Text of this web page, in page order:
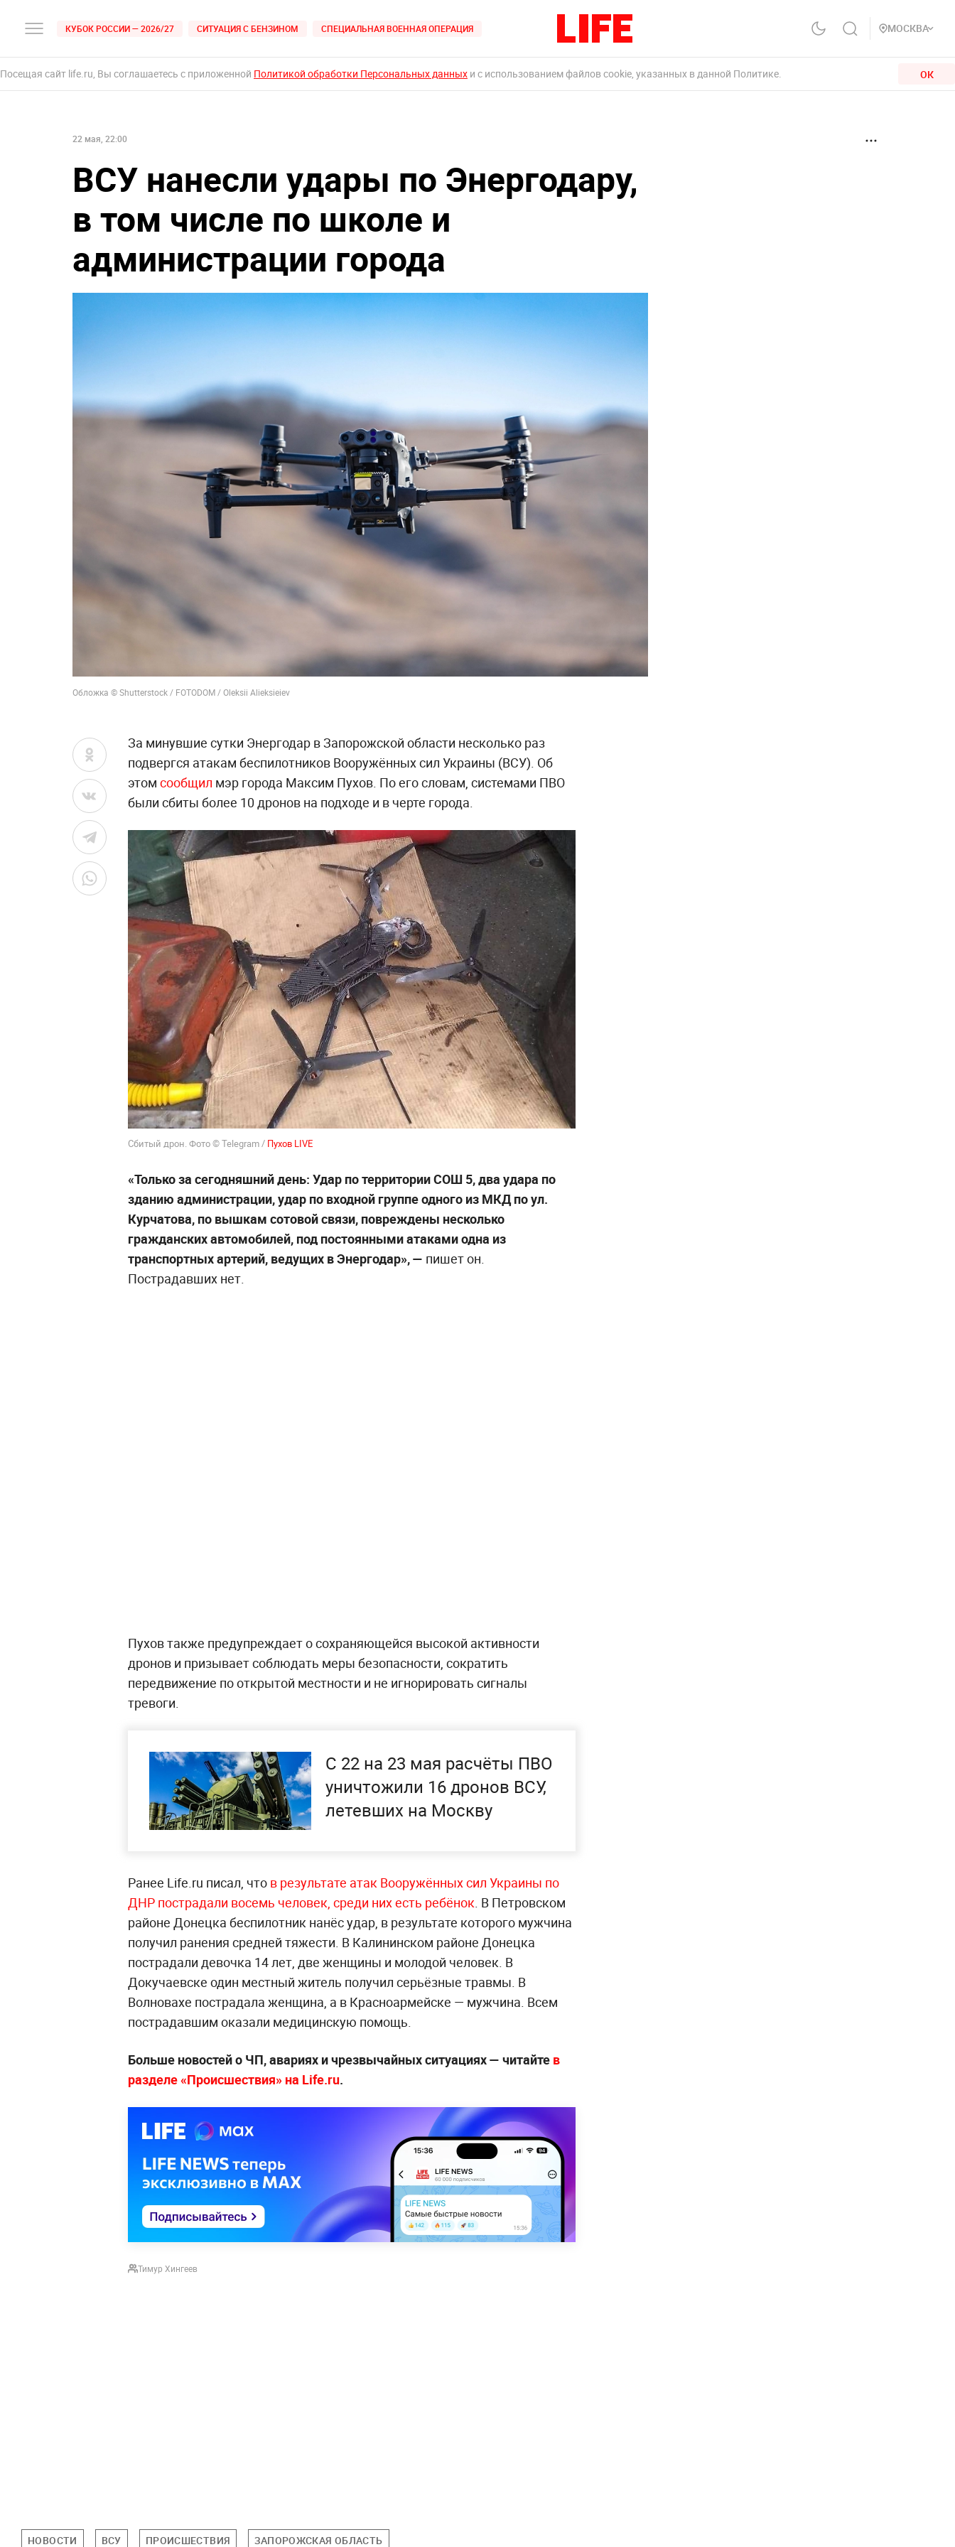
КУБОК РОССИИ — 2026/27 СИТУАЦИЯ С БЕНЗИНОМ СПЕЦИАЛЬНАЯ ВОЕННАЯ ОПЕРАЦИЯ МОСКВА
Посещая сайт life.ru, Вы соглашаетесь с приложенной Политикой обработки Персональных данных и с использованием файлов cookie, указанных в данной Политике. ОК
22 мая, 22:00
ВСУ нанесли удары по Энергодару,
в том числе по школе и
администрации города
Обложка © Shutterstock / FOTODOM / Oleksii Alieksieiev
За минувшие сутки Энергодар в Запорожской области несколько раз
подвергся атакам беспилотников Вооружённых сил Украины (ВСУ). Об
этом сообщил мэр города Максим Пухов. По его словам, системами ПВО
были сбиты более 10 дронов на подходе и в черте города.
Сбитый дрон. Фото © Telegram / Пухов LIVE
«Только за сегодняшний день: Удар по территории СОШ 5, два удара по
зданию администрации, удар по входной группе одного из МКД по ул.
Курчатова, по вышкам сотовой связи, повреждены несколько
гражданских автомобилей, под постоянными атаками одна из
транспортных артерий, ведущих в Энергодар», — пишет он.
Пострадавших нет.
Пухов также предупреждает о сохраняющейся высокой активности
дронов и призывает соблюдать меры безопасности, сократить
передвижение по открытой местности и не игнорировать сигналы
тревоги.
С 22 на 23 мая расчёты ПВО
уничтожили 16 дронов ВСУ,
летевших на Москву
Ранее Life.ru писал, что в результате атак Вооружённых сил Украины по
ДНР пострадали восемь человек, среди них есть ребёнок. В Петровском
районе Донецка беспилотник нанёс удар, в результате которого мужчина
получил ранения средней тяжести. В Калининском районе Донецка
пострадали девочка 14 лет, две женщины и молодой человек. В
Докучаевске один местный житель получил серьёзные травмы. В
Волновахе пострадала женщина, а в Красноармейске — мужчина. Всем
пострадавшим оказали медицинскую помощь.
Больше новостей о ЧП, авариях и чрезвычайных ситуациях — читайте в
разделе «Происшествия» на Life.ru.
Тимур Хингеев
НОВОСТИ ВСУ ПРОИСШЕСТВИЯ ЗАПОРОЖСКАЯ ОБЛАСТЬ